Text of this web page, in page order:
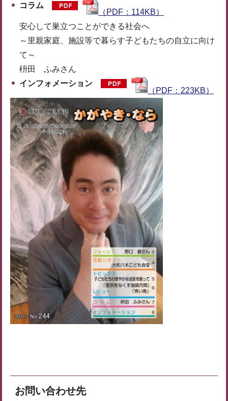
コラム
（PDF：114KB）
安心して巣立つことができる社会へ
～里親家庭、施設等で暮らす子どもたちの自立に向け
て～
枡田 ふみさん
インフォメーション
（PDF：223KB）
お問い合わせ先